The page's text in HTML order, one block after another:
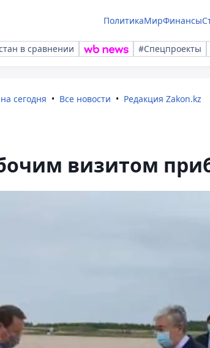
ПолитикаМирФинансы
в сравнении #Спецпроекты
сегодня Все новости Редакция Zakon.kz
визитом